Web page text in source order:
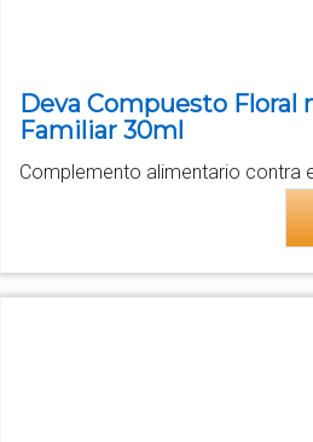
Deva Compuesto Floral
Familiar 30ml
Complemento alimentario contra